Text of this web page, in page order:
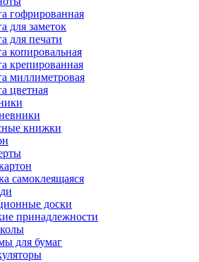
гофрированная
для заметок
для печати
копировальная
крепированная
миллиметровая
цветная
книжки
самоклеящаяся
доски
принадлежности
для бумаг